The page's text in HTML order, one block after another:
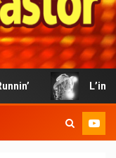
L’impertinence